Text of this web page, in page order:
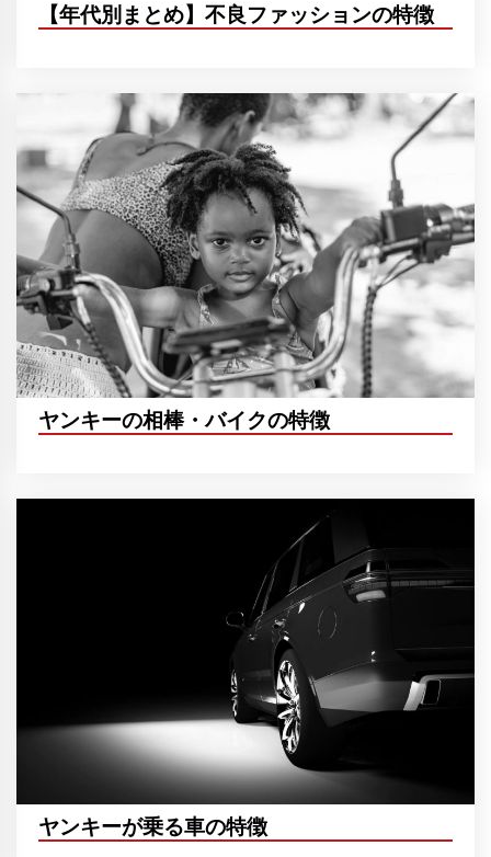
【年代別まとめ】不良ファッションの特徴
ヤンキーの相棒・バイクの特徴
ヤンキーが乗る車の特徴